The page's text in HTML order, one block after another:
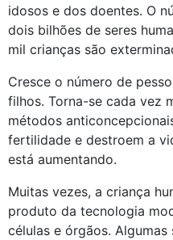
idosos e dos doentes. O
dois bilhões de seres
mil crianças são
Cresce o número de
filhos. Torna-se cada vez
métodos
fertilidade e destroem a
está aumentando.
Muitas vezes, a criança
produto da tecnologia
células e órgãos.